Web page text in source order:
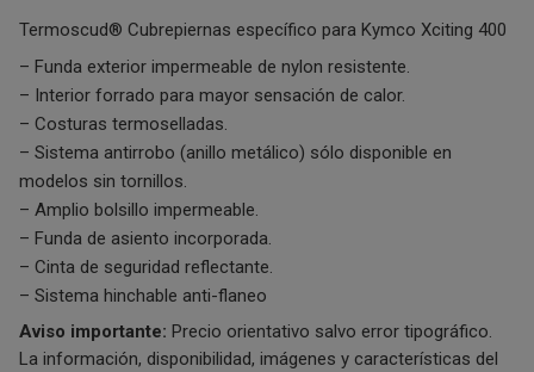
Termoscud® Cubrepiernas específico para Kymco Xciting 400
– Funda exterior impermeable de nylon resistente.
– Interior forrado para mayor sensación de calor.
– Costuras termoselladas.
– Sistema antirrobo (anillo metálico) sólo disponible en
modelos sin tornillos.
– Amplio bolsillo impermeable.
– Funda de asiento incorporada.
– Cinta de seguridad reflectante.
– Sistema hinchable anti-flaneo
Aviso importante: Precio orientativo salvo error tipográfico.
La información, disponibilidad, imágenes y características del